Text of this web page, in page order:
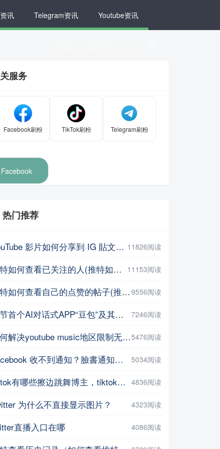
讯 Telegram资讯 Youtube资讯
服务
Facebook刷粉 TikTok刷粉 Telegram刷粉
Facebook
热门推荐
YouTube 影片如何分享到 IG 貼文或限動？教你用這招【Facebook教程】 11826阅读
推特如何查看已关注的人(推特如何查看点赞记录) 11153阅读
推特如何查看自己的点赞的帖子(推特如何查看自己的点赞的帖子数量 ) 9556阅读
字节首个AI对话式APP“豆包”及其网页版正式上线 7246阅读
如何解决youtube music地区限制无法打开，并在手机上进行下载操作5476阅读
Facebook 收不到通知？臉書通知不見了？教你5招輕鬆解決 | iPhoneTipSo 5034阅读
tiktok有哪些擦边跳舞博主，tiktok上很火的博主盘点 4836阅读
为什么不直接显示图片？ 4323阅读
直播入口在哪 4086阅读